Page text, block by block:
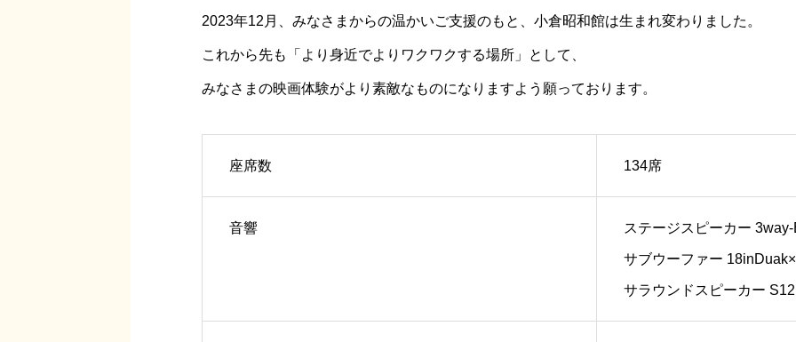
2023年12月、みなさまからの温かいご支援のもと、小倉昭和館は生まれ変わりました。
これから先も「より身近でよりワクワクする場所」として、
みなさまの映画体験がより素敵なものになりますよう願っております。
座席数 134席
音響 ステージスピーカー
サブウーファー
サラウンドスピーカー